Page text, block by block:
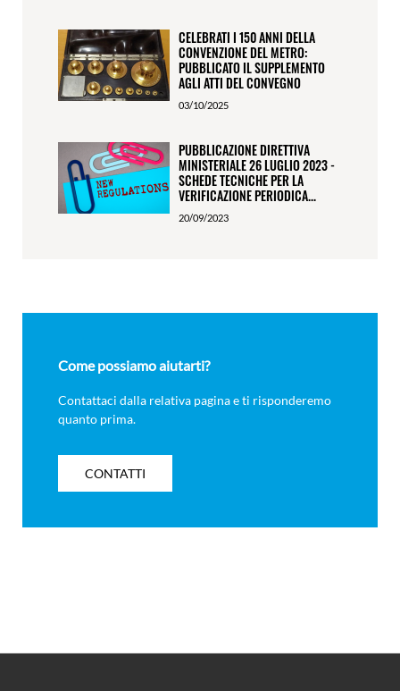
CELEBRATI I 150 ANNI DELLA
CONVENZIONE DEL METRO:
PUBBLICATO IL SUPPLEMENTO
AGLI ATTI DEL CONVEGNO
03/10/2025
PUBBLICAZIONE DIRETTIVA
MINISTERIALE 26 LUGLIO 2023 -
SCHEDE TECNICHE PER LA
VERIFICAZIONE PERIODICA...
20/09/2023
Come possiamo aiutarti?
Contattaci dalla relativa pagina e ti risponderemo
quanto prima.
CONTATTI